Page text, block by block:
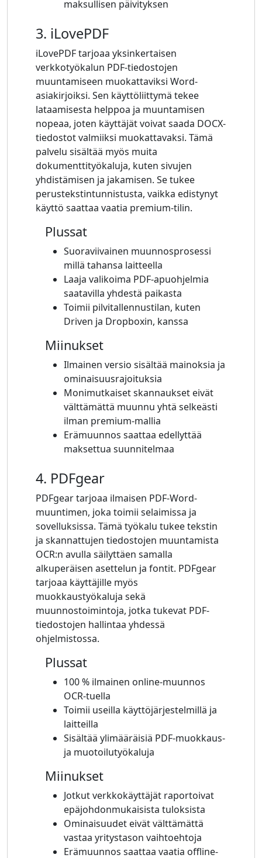
maksullisen päivityksen
3. iLovePDF
iLovePDF tarjoaa yksinkertaisen
verkkotyökalun PDF-tiedostojen
muuntamiseen muokattaviksi Word-
asiakirjoiksi. Sen käyttöliittymä tekee
lataamisesta helppoa ja muuntamisen
nopeaa, joten käyttäjät voivat saada DOCX-
tiedostot valmiiksi muokattavaksi. Tämä
palvelu sisältää myös muita
dokumenttityökaluja, kuten sivujen
yhdistämisen ja jakamisen. Se tukee
perustekstintunnistusta, vaikka edistynyt
käyttö saattaa vaatia premium-tilin.
Plussat
Suoraviivainen muunnosprosessi
millä tahansa laitteella
Laaja valikoima PDF-apuohjelmia
saatavilla yhdestä paikasta
Toimii pilvitallennustilan, kuten
Driven ja Dropboxin, kanssa
Miinukset
Ilmainen versio sisältää mainoksia ja
ominaisuusrajoituksia
Monimutkaiset skannaukset eivät
välttämättä muunnu yhtä selkeästi
ilman premium-mallia
Erämuunnos saattaa edellyttää
maksettua suunnitelmaa
4. PDFgear
PDFgear tarjoaa ilmaisen PDF-Word-
muuntimen, joka toimii selaimissa ja
sovelluksissa. Tämä työkalu tukee tekstin
ja skannattujen tiedostojen muuntamista
OCR:n avulla säilyttäen samalla
alkuperäisen asettelun ja fontit. PDFgear
tarjoaa käyttäjille myös
muokkaustyökaluja sekä
muunnostoimintoja, jotka tukevat PDF-
tiedostojen hallintaa yhdessä
ohjelmistossa.
Plussat
100 % ilmainen online-muunnos
OCR-tuella
Toimii useilla käyttöjärjestelmillä ja
laitteilla
Sisältää ylimääräisiä PDF-muokkaus-
ja muotoilutyökaluja
Miinukset
Jotkut verkkokäyttäjät raportoivat
epäjohdonmukaisista tuloksista
Ominaisuudet eivät välttämättä
vastaa yritystason vaihtoehtoja
Erämuunnos saattaa vaatia offline-